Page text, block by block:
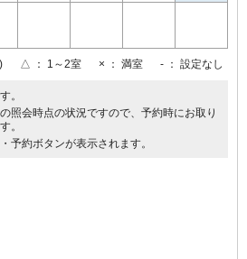
△ ： 1～2室 × ： 満室 - ： 設定なし
。
照会時点の状況ですので、予約時にお取り
。
予約ボタンが表示されます。